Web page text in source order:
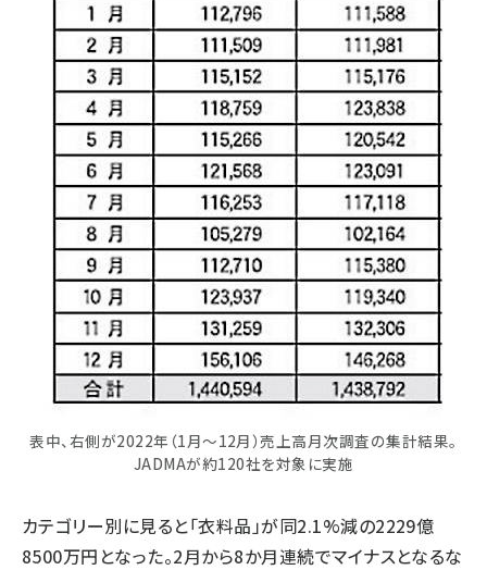
表中、右側が2022年（1月～12月）売上高月次調査の集計結果。
JADMAが約120社を対象に実施
カテゴリー別に見ると「衣料品」が同2.1%減の2229億
8500万円となった。2月から8か月連続でマイナスとなるな